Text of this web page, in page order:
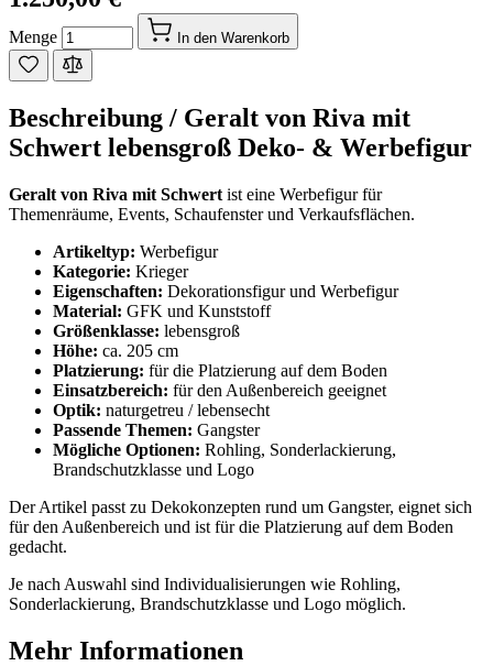
Menge In den Warenkorb
Beschreibung / Geralt von Riva mit
Schwert lebensgroß Deko- & Werbefigur
Geralt von Riva mit Schwert ist eine Werbefigur für
Themenräume, Events, Schaufenster und Verkaufsflächen.
Artikeltyp: Werbefigur
Kategorie: Krieger
Eigenschaften: Dekorationsfigur und Werbefigur
Material: GFK und Kunststoff
Größenklasse: lebensgroß
Höhe: ca. 205 cm
Platzierung: für die Platzierung auf dem Boden
Einsatzbereich: für den Außenbereich geeignet
Optik: naturgetreu / lebensecht
Passende Themen: Gangster
Mögliche Optionen: Rohling, Sonderlackierung,
Brandschutzklasse und Logo
Der Artikel passt zu Dekokonzepten rund um Gangster, eignet sich
für den Außenbereich und ist für die Platzierung auf dem Boden
gedacht.
Je nach Auswahl sind Individualisierungen wie Rohling,
Sonderlackierung, Brandschutzklasse und Logo möglich.
Mehr Informationen